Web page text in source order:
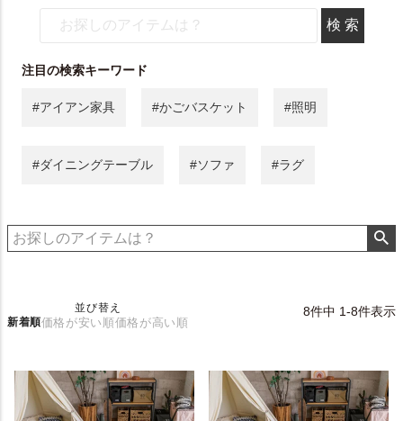
注目の検索キーワード
#アイアン家具 #かごバスケット #照明
#ダイニングテーブル #ソファ #ラグ
並び替え
新着順価格が安い順価格が高い順
8件中 1-8件表示